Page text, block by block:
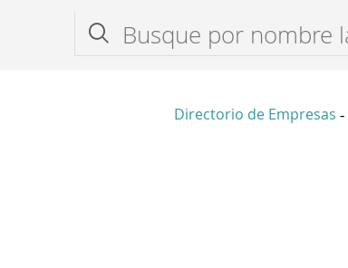
Directorio de Empresas -